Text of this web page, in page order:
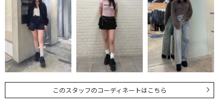
このスタッフのコーディネートはこちら